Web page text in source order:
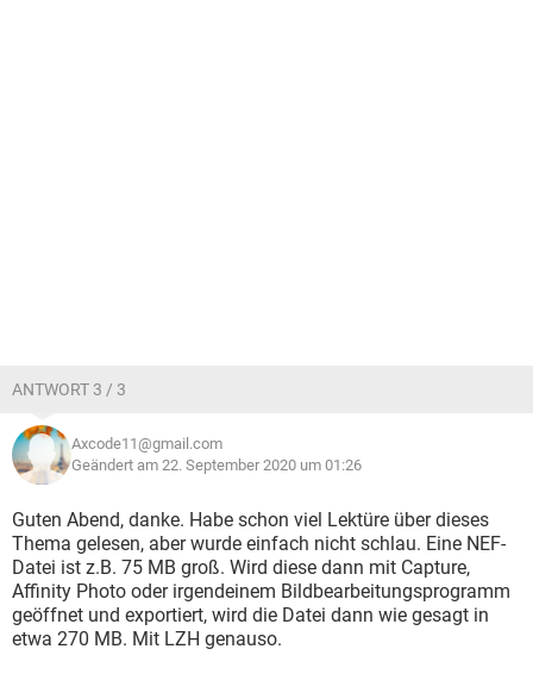
ANTWORT 3 / 3
Axcode11@gmail.com
Geändert am 22. September 2020 um 01:26
Guten Abend, danke. Habe schon viel Lektüre über dieses
Thema gelesen, aber wurde einfach nicht schlau. Eine NEF-
Datei ist z.B. 75 MB groß. Wird diese dann mit Capture,
Affinity Photo oder irgendeinem Bildbearbeitungsprogramm
geöffnet und exportiert, wird die Datei dann wie gesagt in
etwa 270 MB. Mit LZH genauso.